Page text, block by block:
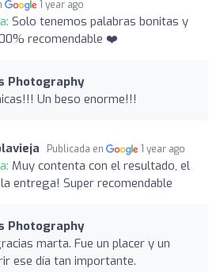
1 year ago
Solo tenemos palabras bonitas y
recomendable ❤️
Photography
Un beso enorme!!!
Publicada en 1 year ago
Muy contenta con el resultado, el
entrega! Super recomendable
Photography
marta. Fue un placer y un
ese día tan importante.